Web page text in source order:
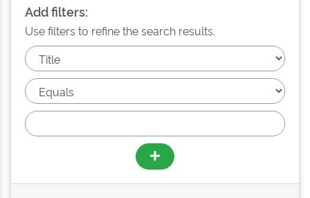
Add filters:
Use filters to refine the search results.